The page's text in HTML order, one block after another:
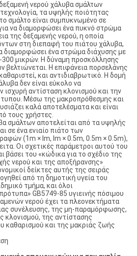
νερού χάλυβα σμάλτων
τα υψηλής ποιότητας
σμάλτο είναι συμπυκνωμένο σε
να διαμορφώσει ένα πυκνό στρώμα
της δεξαμενής νερού, η οποία
στη διεπαφή του πιάτου χάλυβα,
διαμορφώσει ένα στρώμα διάχυσης με
μικρών. Η δύναμη προσκόλλησης
βελτιώνεται. Η επιφάνεια πορσελάνης
και αντιδιαβρωτικό. Η δομή
δεν είναι εύκολο να
ισχυρή αντίσταση κλονισμού και την
Μέσω της μακροπρόθεσμης και
καλά αποτελέσματα και είναι
τους χρήστες.
σμάλτων αποτελείται από τα υψηλής
σε ένα ενιαίο πιάτο των
(1m × lm, lm × 0.5m, 0.5m × 0.5m),
Οι σχετικές παράμετροι αυτού του
βάσει του «κώδικα για το σχέδιο της
νερού και της αποξήρανσης»
δείκτες αυτής της σειράς
από τη δημοτική υγεία του
τμήμα, και όλοι
GB5749-85 υγιεινής πόσιμου
νερού έχει τα πλεονεκτήματα
συνέλευσης, της μη-παραμόρφωσης,
κλονισμού, της αντίστασης
καθαρισμού και της μακριάς ζωής